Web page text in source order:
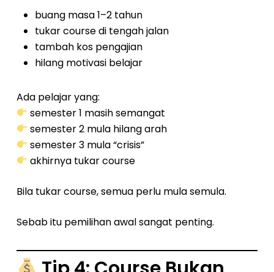
buang masa 1–2 tahun
tukar course di tengah jalan
tambah kos pengajian
hilang motivasi belajar
Ada pelajar yang:
semester 1 masih semangat
semester 2 mula hilang arah
semester 3 mula “crisis”
akhirnya tukar course
Bila tukar course, semua perlu mula semula.
Sebab itu pemilihan awal sangat penting.